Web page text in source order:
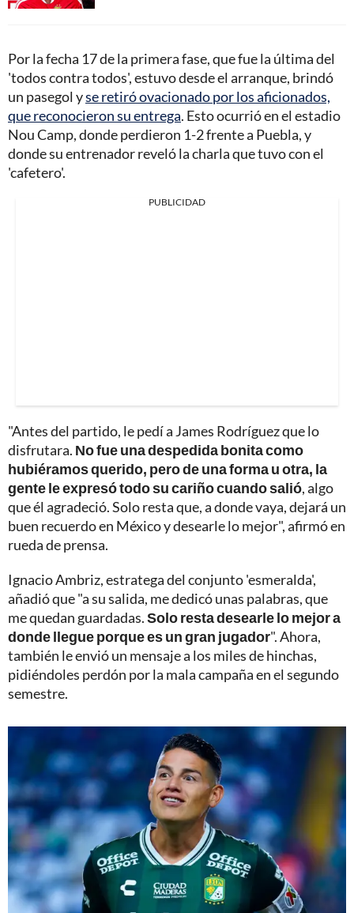
Por la fecha 17 de la primera fase, que fue la última del
'todos contra todos', estuvo desde el arranque, brindó
un pasegol yse retiró ovacionado por los aficionados,
que reconocieron su entrega. Esto ocurrió en el estadio
Nou Camp, donde perdieron 1-2 frente a Puebla, y
donde su entrenador reveló la charla que tuvo con el
'cafetero'.
PUBLICIDAD
"Antes del partido, le pedí a James Rodríguez que lo
disfrutara. No fue una despedida bonita como
hubiéramos querido, pero de una forma u otra, la
gente le expresó todo su cariño cuando salió, algo
que él agradeció. Solo resta que, a donde vaya, dejará un
buen recuerdo en México y desearle lo mejor", afirmó en
rueda de prensa.
Ignacio Ambriz, estratega del conjunto 'esmeralda',
añadió que "a su salida, me dedicó unas palabras, que
me quedan guardadas.Solo resta desearle lo mejor a
donde llegue porque es un gran jugador". Ahora,
también le envió un mensaje a los miles de hinchas,
pidiéndoles perdón por la mala campaña en el segundo
semestre.